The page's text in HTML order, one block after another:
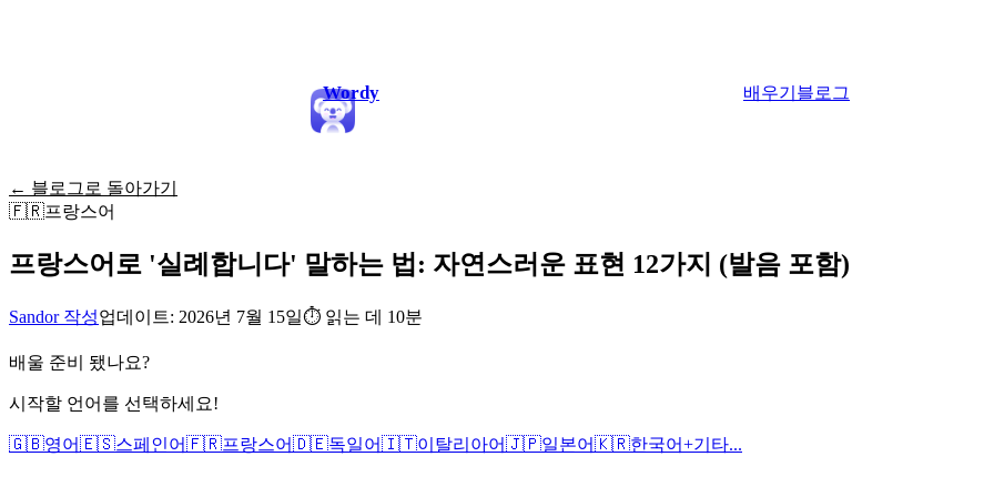
Wordy 배우기 블로그
← 블로그로 돌아가기
🇫🇷프랑스어
프랑스어로 '실례합니다' 말하는 법: 자연스러운 표현 12가지 (발음 포함)
Sandor 작성업데이트: 2026년 7월 15일⏱ 읽는 데 10분
배울 준비 됐나요?
시작할 언어를 선택하세요!
🇬🇧영어🇪🇸스페인어🇫🇷프랑스어🇩🇪독일어🇮🇹이탈리아어🇯🇵일본어🇰🇷한국어+기타...